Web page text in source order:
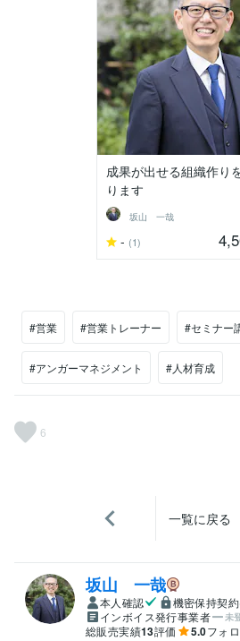
成果が出せる組織作り
ります
坂山 一哉
- (1)
#営業 #営業トレーナー #セミナー
#アンガーマネジメント #人材育成
6
一覧に戻る
坂山 一哉
本人確認
機密保持契
インボイス発行事業者
未
総販売実績13評価 5.0フォ